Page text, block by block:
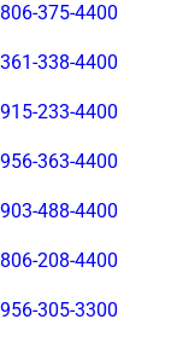
806-375-4400
361-338-4400
915-233-4400
956-363-4400
903-488-4400
806-208-4400
956-305-3300